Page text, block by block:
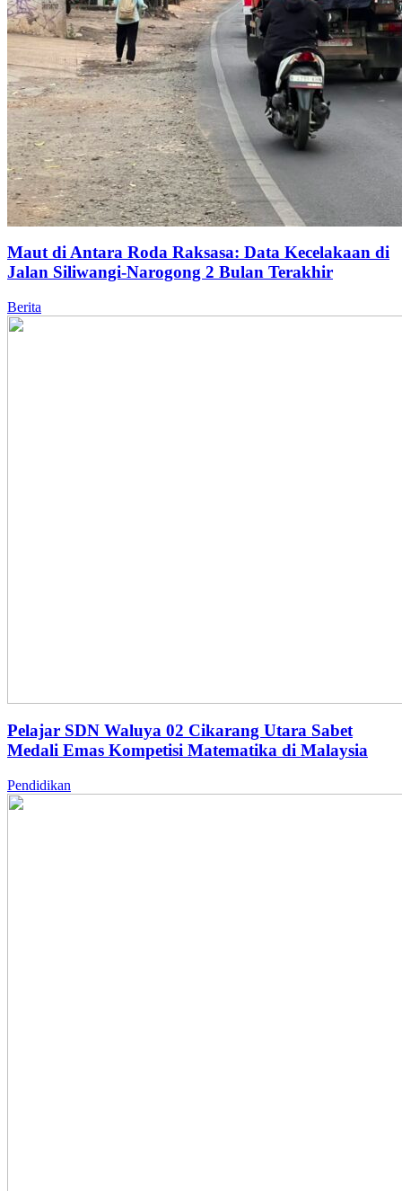
Maut di Antara Roda Raksasa: Data Kecelakaan di
Jalan Siliwangi-Narogong 2 Bulan Terakhir
Berita
Pelajar SDN Waluya 02 Cikarang Utara Sabet
Medali Emas Kompetisi Matematika di Malaysia
Pendidikan